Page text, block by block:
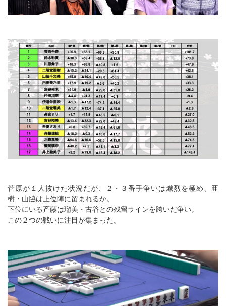
菅原が１人抜けた状況だが、２・３番手争いは熾烈を極め、亜
樹・山脇は上位陣に留まれるか。
下位にいる斉藤は瑠美・古谷との残留ラインを跨いだ争い。
この２つの戦いに注目が集まった。